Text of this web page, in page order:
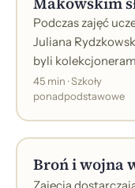
Podczas zajęć
Juliana
byli
miłośnikami
45 min · Szkoły
ponadpodstawowe
Broń i wojna